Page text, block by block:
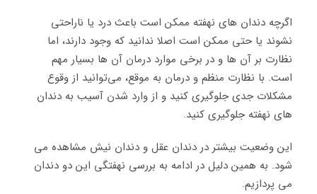
اگرچه دندان ‌های نهفته ممکن است باعث درد یا ناراحتی
نشوند یا حتی ممکن است اصلا ندانید که وجود دارند، اما
نظارت بر آن ‌ها و در برخی موارد درمان آن ‌ها بسیار مهم
است. با نظارت منظم و درمان به موقع، می‌توانید از وقوع
مشکلات جدی جلوگیری کنید و از وارد شدن آسیب به دندان
‌های نهفته جلوگیری کنید.
این وضعیت بیشتر در دندان عقل و دندان نیش مشاهده می
شود. به همین دلیل در ادامه به بررسی نهفتگی این دو دندان
می پردازیم.